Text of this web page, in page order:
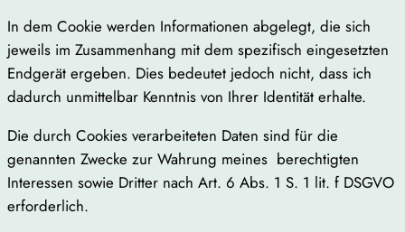
In dem Cookie werden Informationen abgelegt, die sich
jeweils im Zusammenhang mit dem spezifisch eingesetzten
Endgerät ergeben. Dies bedeutet jedoch nicht, dass ich
dadurch unmittelbar Kenntnis von Ihrer Identität erhalte.
Die durch Cookies verarbeiteten Daten sind für die
genannten Zwecke zur Wahrung meines berechtigten
Interessen sowie Dritter nach Art. 6 Abs. 1 S. 1 lit. f DSGVO
erforderlich.